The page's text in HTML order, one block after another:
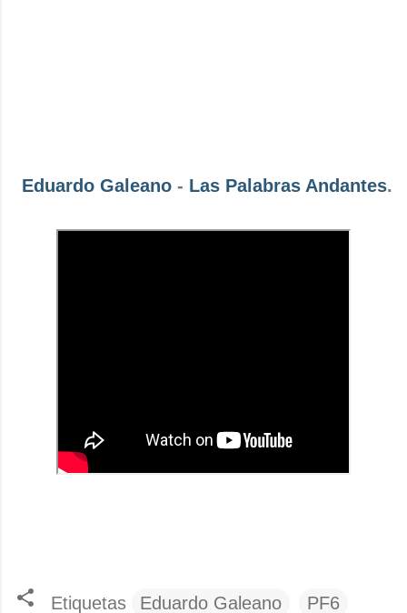
Eduardo Galeano - Las Palabras Andantes.
Etiquetas Eduardo Galeano PF6